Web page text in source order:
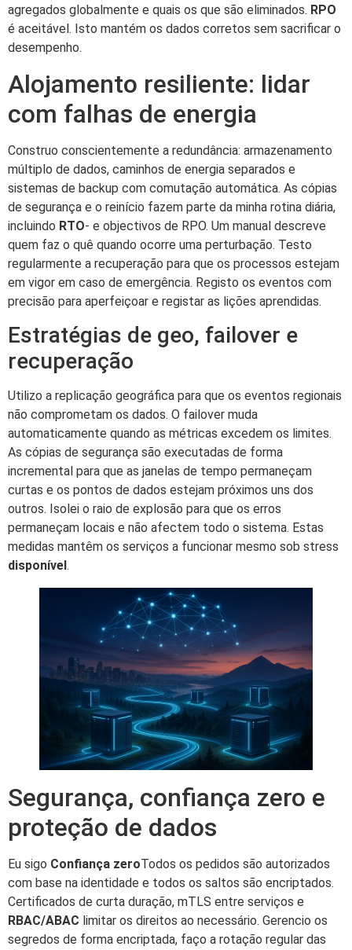
agregados globalmente e quais os que são eliminados. RPO
é aceitável. Isto mantém os dados corretos sem sacrificar o
desempenho.
Alojamento resiliente: lidar
com falhas de energia
Construo conscientemente a redundância: armazenamento
múltiplo de dados, caminhos de energia separados e
sistemas de backup com comutação automática. As cópias
de segurança e o reinício fazem parte da minha rotina diária,
incluindo RTO- e objectivos de RPO. Um manual descreve
quem faz o quê quando ocorre uma perturbação. Testo
regularmente a recuperação para que os processos estejam
em vigor em caso de emergência. Registo os eventos com
precisão para aperfeiçoar e registar as lições aprendidas.
Estratégias de geo, failover e
recuperação
Utilizo a replicação geográfica para que os eventos regionais
não comprometam os dados. O failover muda
automaticamente quando as métricas excedem os limites.
As cópias de segurança são executadas de forma
incremental para que as janelas de tempo permaneçam
curtas e os pontos de dados estejam próximos uns dos
outros. Isolei o raio de explosão para que os erros
permaneçam locais e não afectem todo o sistema. Estas
medidas mantêm os serviços a funcionar mesmo sob stress
disponível .
Segurança, confiança zero e
proteção de dados
Eu sigo Confiança zeroTodos os pedidos são autorizados
com base na identidade e todos os saltos são encriptados.
Certificados de curta duração, mTLS entre serviços e
RBAC/ABAC limitar os direitos ao necessário. Gerencio os
segredos de forma encriptada, faço a rotação regular das